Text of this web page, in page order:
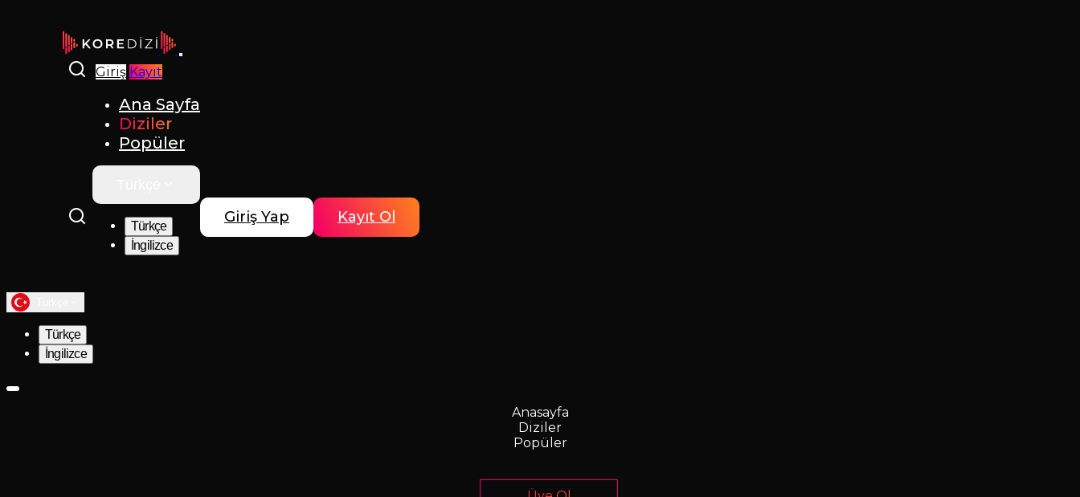
Giriş Kayıt
Ana Sayfa
Diziler
Popüler
Türkçe
İngilizce
Giriş Yap Kayıt Ol
Türkçe
İngilizce
Anasayfa
Diziler
Popüler